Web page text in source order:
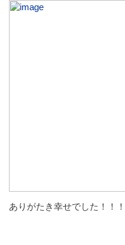
ありがたき幸せでした！！！